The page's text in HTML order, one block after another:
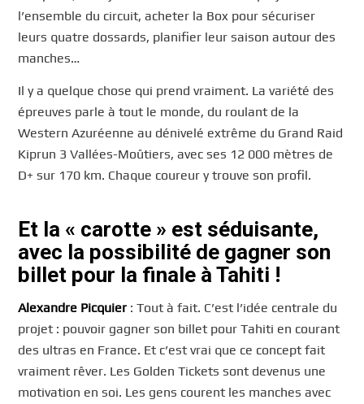
l’ensemble du circuit, acheter la Box pour sécuriser
leurs quatre dossards, planifier leur saison autour des
manches…
Il y a quelque chose qui prend vraiment. La variété des
épreuves parle à tout le monde, du roulant de la
Western Azuréenne au dénivelé extrême du Grand Raid
Kiprun 3 Vallées-Moûtiers, avec ses 12 000 mètres de
D+ sur 170 km. Chaque coureur y trouve son profil.
Et la « carotte » est séduisante,
avec la possibilité de gagner son
billet pour la finale à Tahiti !
Alexandre Picquier : Tout à fait. C’est l’idée centrale du
projet : pouvoir gagner son billet pour Tahiti en courant
des ultras en France. Et c’est vrai que ce concept fait
vraiment rêver. Les Golden Tickets sont devenus une
motivation en soi. Les gens courent les manches avec